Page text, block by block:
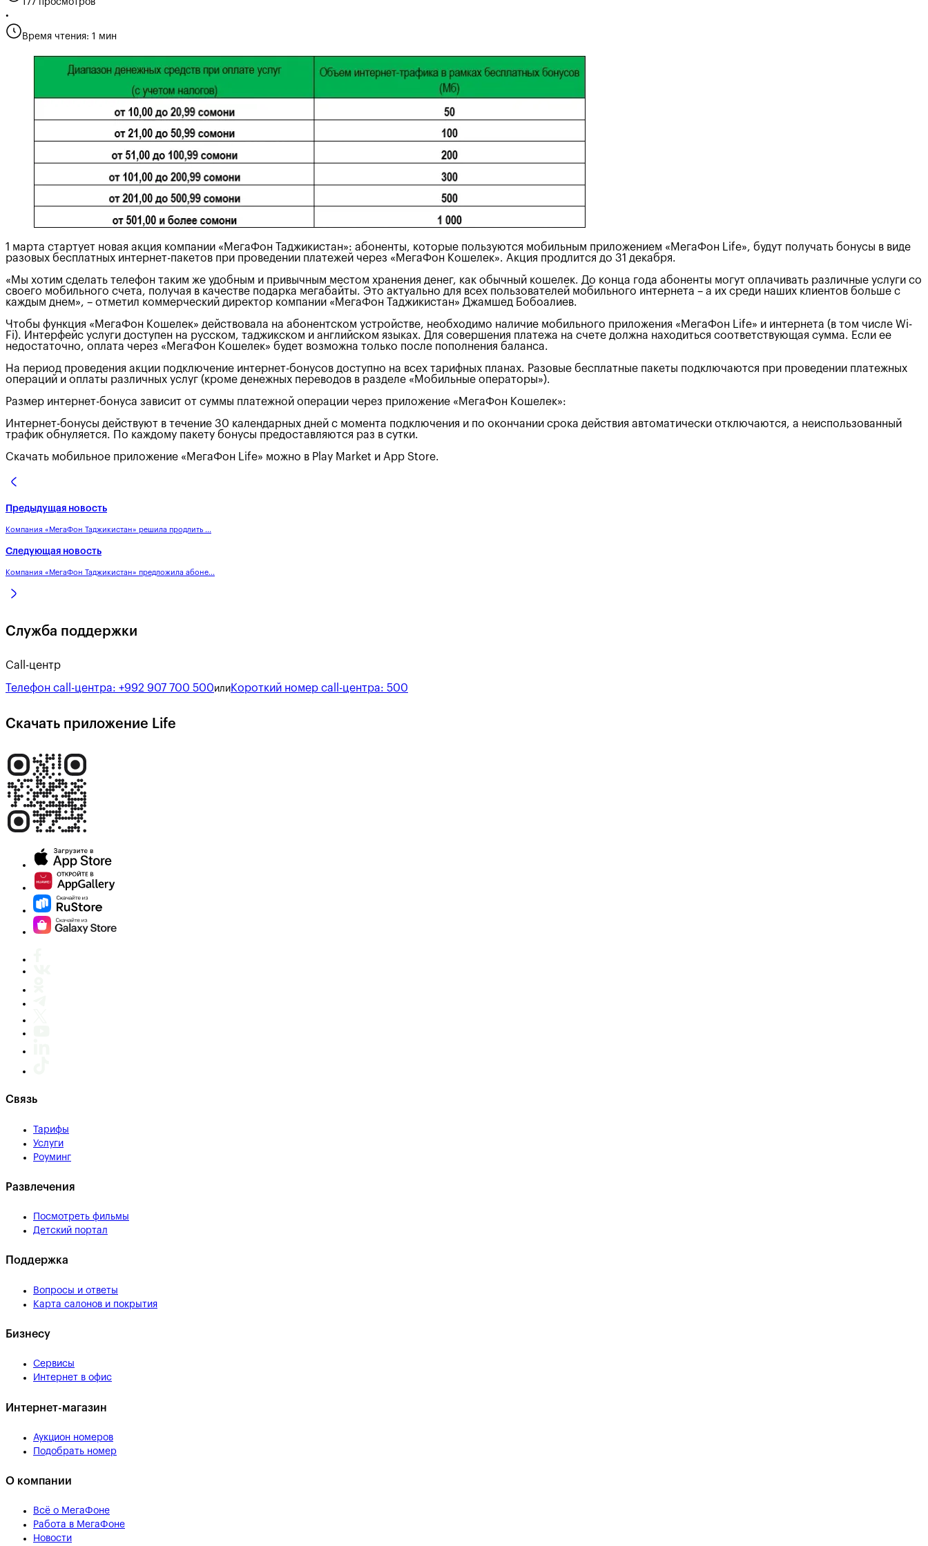
•
Время чтения: 1 мин
1 марта стартует новая акция компании «МегаФон Таджикистан»: абоненты, которые пользуются мобильным приложением «МегаФон Life», будут получать бонусы в виде
разовых бесплатных интернет-пакетов при проведении платежей через «МегаФон Кошелек». Акция продлится до 31 декабря.
«Мы хотим сделать телефон таким же удобным и привычным местом хранения денег, как обычный кошелек. До конца года абоненты могут оплачивать различные услуги со
своего мобильного счета, получая в качестве подарка мегабайты. Это актуально для всех пользователей мобильного интернета – а их среди наших клиентов больше с
каждым днем», – отметил коммерческий директор компании «МегаФон Таджикистан» Джамшед Бобоалиев.
Чтобы функция «МегаФон Кошелек» действовала на абонентском устройстве, необходимо наличие мобильного приложения «МегаФон Life» и интернета (в том числе Wi-
Fi). Интерфейс услуги доступен на русском, таджикском и английском языках. Для совершения платежа на счете должна находиться соответствующая сумма. Если ее
недостаточно, оплата через «МегаФон Кошелек» будет возможна только после пополнения баланса.
На период проведения акции подключение интернет-бонусов доступно на всех тарифных планах. Разовые бесплатные пакеты подключаются при проведении платежных
операций и оплаты различных услуг (кроме денежных переводов в разделе «Мобильные операторы»).
Размер интернет-бонуса зависит от суммы платежной операции через приложение «МегаФон Кошелек»:
Интернет-бонусы действуют в течение 30 календарных дней с момента подключения и по окончании срока действия автоматически отключаются, а неиспользованный
трафик обнуляется. По каждому пакету бонусы предоставляются раз в сутки.
Скачать мобильное приложение «МегаФон Life» можно в Play Market и App Store.
Предыдущая новость
Компания «МегаФон Таджикистан» решила продлить ...
Следующая новость
Компания «МегаФон Таджикистан» предложила абоне...
Служба поддержки
Call-центр
Телефон call-центра: +992 907 700 500или Короткий номер call-центра: 500
Скачать приложение Life
Связь
Тарифы
Услуги
Роуминг
Развлечения
Посмотреть фильмы
Детский портал
Поддержка
Вопросы и ответы
Карта салонов и покрытия
Бизнесу
Сервисы
Интернет в офис
Интернет-магазин
Аукцион номеров
Подобрать номер
О компании
Всё о МегаФоне
Работа в МегаФоне
Новости